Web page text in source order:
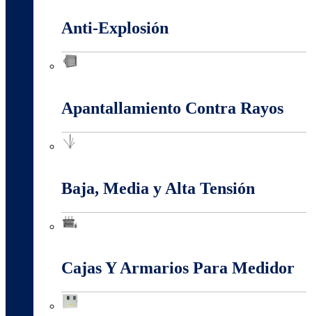
Anti-Explosión
Apantallamiento Contra Rayos
Baja, Media y Alta Tensión
Cajas Y Armarios Para Medidor